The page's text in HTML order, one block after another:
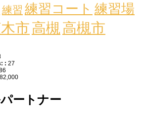
練習 練習コート 練習場
市高槻高槻市
: 27
ートナー